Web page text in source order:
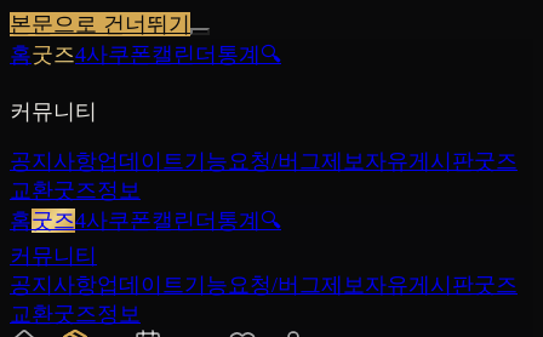
본문으로 건너뛰기
홈굿즈4사쿠폰캘린더 통계 🔍
커뮤니티
공지사항업데이트기능요청/버그제보자유게시판굿즈
교환굿즈정보
홈굿즈4사쿠폰캘린더 통계 🔍
커뮤니티
공지사항업데이트기능요청/버그제보자유게시판굿즈
교환굿즈정보